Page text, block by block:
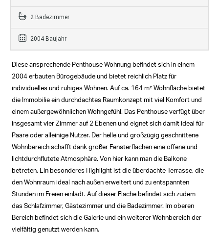
2 Badezimmer
2004 Baujahr
Diese ansprechende Penthouse Wohnung befindet sich in einem
2004 erbauten Bürogebäude und bietet reichlich Platz für
individuelles und ruhiges Wohnen. Auf ca. 164 m² Wohnfläche bietet
die Immobilie ein durchdachtes Raumkonzept mit viel Komfort und
einem außergewöhnlichen Wohngefühl. Das Penthouse verfügt über
insgesamt vier Zimmer auf 2 Ebenen und eignet sich damit ideal für
Paare oder alleinige Nutzer. Der helle und großzügig geschnittene
Wohnbereich schafft dank großer Fensterflächen eine offene und
lichtdurchflutete Atmosphäre. Von hier kann man die Balkone
betreten. Ein besonderes Highlight ist die überdachte Terrasse, die
den Wohnraum ideal nach außen erweitert und zu entspannten
Stunden im Freien einlädt. Auf dieser Fläche befindet sich zudem
das Schlafzimmer, Gästezimmer und die Badezimmer. Im oberen
Bereich befindet sich die Galerie und ein weiterer Wohnbereich der
vielfältig genutzt werden kann.